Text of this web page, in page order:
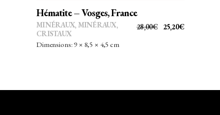
Hématite – Vosges, France
28,00€
LE
25,20€LE
MINÉRAUX, MINÉRAUX,
CRISTAUX
Dimensions: 9 × 8,5 × 4,5 cm